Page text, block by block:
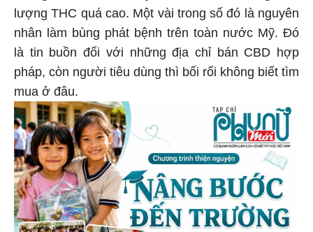
lượng THC quá cao. Một vài trong số đó là nguyên
nhân làm bùng phát bệnh trên toàn nước Mỹ. Đó
là tin buồn đối với những địa chỉ bán CBD hợp
pháp, còn người tiêu dùng thì bối rối không biết tìm
mua ở đâu.